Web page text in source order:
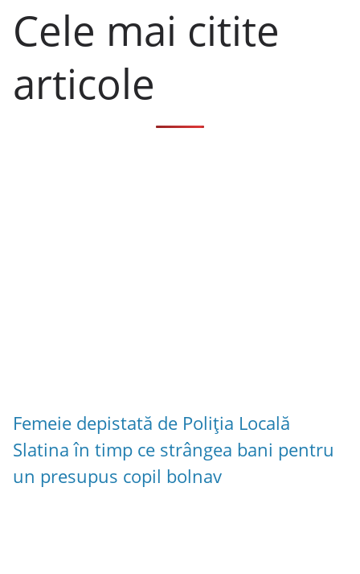
Cele mai citite
articole
Femeie depistată de Poliția Locală
Slatina în timp ce strângea bani pentru
un presupus copil bolnav